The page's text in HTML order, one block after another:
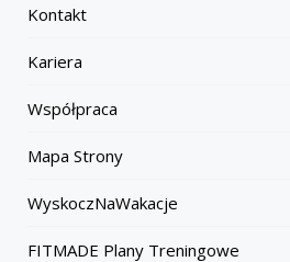
Kontakt
Kariera
Współpraca
Mapa Strony
WyskoczNaWakacje
FITMADE Plany Treningowe